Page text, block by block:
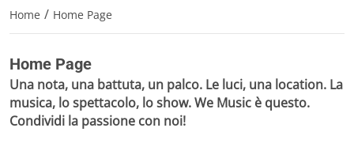
Home / Home Page
Home Page
Una nota, una battuta, un palco. Le luci, una location. La
musica, lo spettacolo, lo show. We Music è questo.
Condividi la passione con noi!